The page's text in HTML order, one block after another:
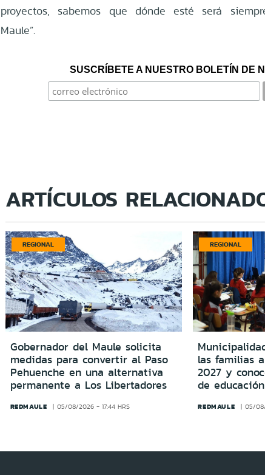
proyectos, sabemos que dónde esté será
Maule”.
SUSCRÍBETE A NUESTRO BOLETÍN DE
ARTÍCULOS
REGIONAL
Gobernador del Maule solicita
medidas para convertir al Paso
Pehuenche en una alternativa
permanente a Los Libertadores
REDMAULE 05/08/2026 - 17:44 HRS
REGIONAL
las familias
2027 y
de
REDMAULE 05/